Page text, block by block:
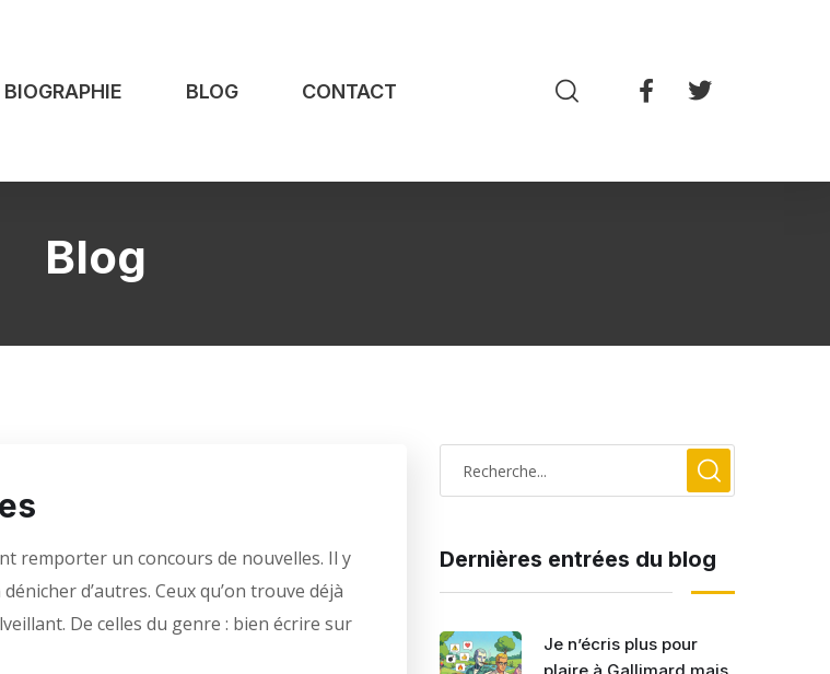
BIOGRAPHIE BLOG CONTACT
Blog
remporter un concours de nouvelles. Il y
d’autres. Ceux qu’on trouve déjà
De celles du genre : bien écrire sur
Dernières entrées du blog
Je n’écris plus pour